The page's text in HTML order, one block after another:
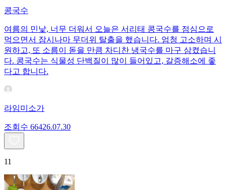
콩국수
여름의 민낯, 너무 더워서 오늘은 서리태 콩국수를 점심으로
먹으면서 잠시나마 무더위 탈출을 했습니다. 엄청 고소하며 시
원하고, 또 소름이 돋을 만큼 차디찬 냉국수를 마구 삼켰습니
다. 콩국수는 식물성 단백질이 많이 들어있고, 갈증해소에 좋
다고 합니다.
라임미소가
조회수 66426.07.30
11